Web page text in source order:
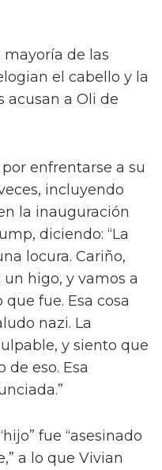
mayoría de las
el cabello y la
acusan a Oli de
enfrentarse a su
incluyendo
la inauguración
diciendo: “La
locura. Cariño,
higo, y vamos a
fue. Esa cosa
nazi. La
y siento que
eso. Esa
fue “asesinado
a lo que Vivian